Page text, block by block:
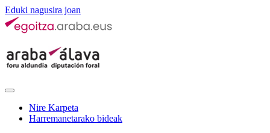
Eduki nagusira joan
Nire Karpeta
Harremanetarako bideak